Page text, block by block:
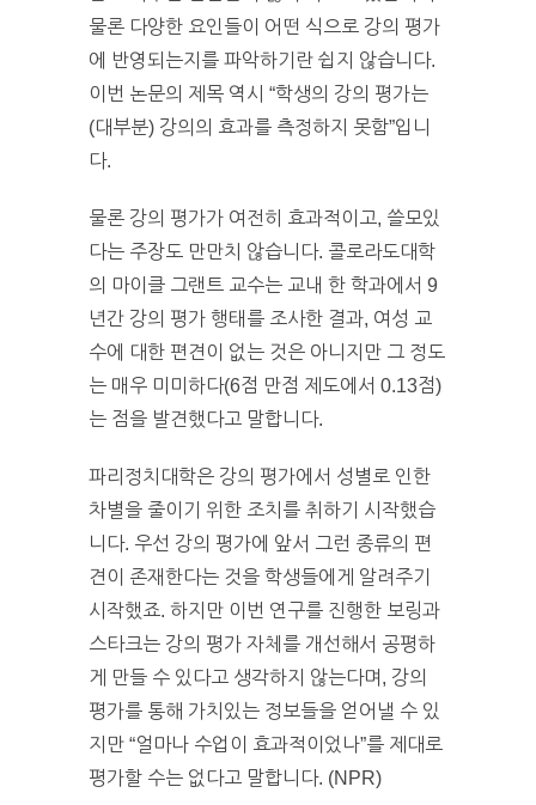
물론 다양한 요인들이 어떤 식으로 강의 평가
에 반영되는지를 파악하기란 쉽지 않습니다.
이번 논문의 제목 역시 “학생의 강의 평가는
(대부분) 강의의 효과를 측정하지 못함”입니
다.
물론 강의 평가가 여전히 효과적이고, 쓸모있
다는 주장도 만만치 않습니다. 콜로라도대학
의 마이클 그랜트 교수는 교내 한 학과에서 9
년간 강의 평가 행태를 조사한 결과, 여성 교
수에 대한 편견이 없는 것은 아니지만 그 정도
는 매우 미미하다(6점 만점 제도에서 0.13점)
는 점을 발견했다고 말합니다.
파리정치대학은 강의 평가에서 성별로 인한
차별을 줄이기 위한 조치를 취하기 시작했습
니다. 우선 강의 평가에 앞서 그런 종류의 편
견이 존재한다는 것을 학생들에게 알려주기
시작했죠. 하지만 이번 연구를 진행한 보링과
스타크는 강의 평가 자체를 개선해서 공평하
게 만들 수 있다고 생각하지 않는다며, 강의
평가를 통해 가치있는 정보들을 얻어낼 수 있
지만 “얼마나 수업이 효과적이었나”를 제대로
평가할 수는 없다고 말합니다. (NPR)